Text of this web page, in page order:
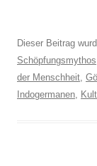
Dieser Beitrag
Schöpfungsmythos
der Menschheit,
Indogermanen,